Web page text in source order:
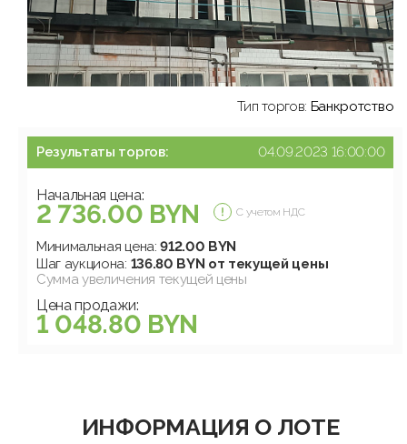
Тип торгов: Банкротство
Результаты торгов: 04.09.2023 16:00:00
Начальная цена:
2 736.00 BYN С учетом НДС
Минимальная цена:912.00 BYN
Шаг аукциона: 136.80 BYN от текущей цены
Сумма увеличения текущей цены
Цена продажи:
1 048.80 BYN
ИНФОРМАЦИЯ О ЛОТЕ